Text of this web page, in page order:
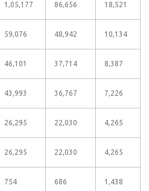
1,05,177 86,656 18,521
59,076 48,942 10,134
46,101 37,714 8,387
43,993 36,767 7,226
26,295 22,030 4,265
26,295 22,030 4,265
754 686 1,438